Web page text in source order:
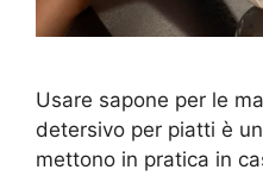
Usare sapone per le
detersivo per piatti è
mettono in pratica in